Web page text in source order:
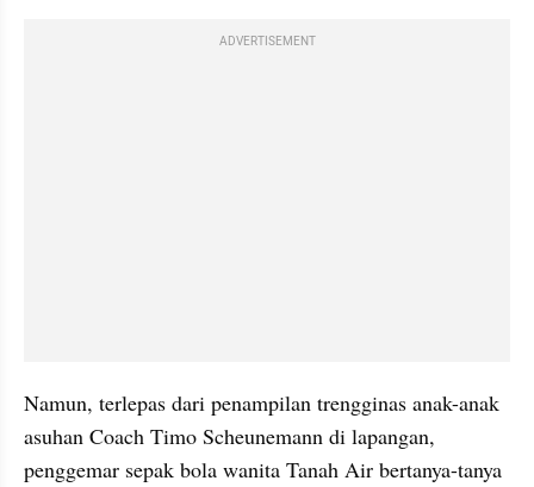
ADVERTISEMENT
Namun, terlepas dari penampilan trengginas anak-anak
asuhan Coach Timo Scheunemann di lapangan,
penggemar sepak bola wanita Tanah Air bertanya-tanya